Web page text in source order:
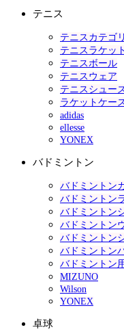
テニス
テニスカテゴ
テニスラケット
テニスボール
テニスウェア
テニスシュー
ラケットケー
adidas
ellesse
YONEX
バドミントン
バドミントン
バドミントン
バドミントン
バドミントン
バドミントン
バドミントン
バドミントン
MIZUNO
Wilson
YONEX
卓球